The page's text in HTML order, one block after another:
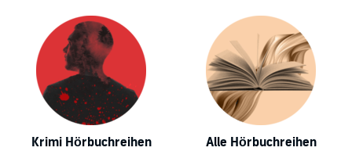
Krimi Hörbuchreihen Alle Hörbuchreihen